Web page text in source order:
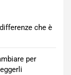
che è
per